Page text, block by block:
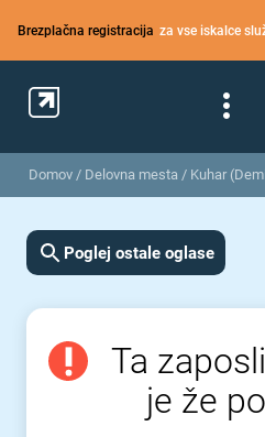
Brezplačna registracija za vse iskalce
Domov / Delovna mesta / Kuhar
Poglej ostale oglase
Ta
je že